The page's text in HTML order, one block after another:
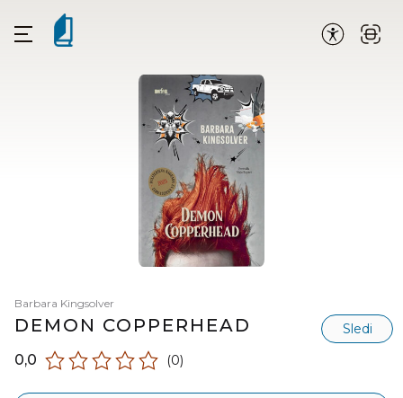
Barbara Kingsolver
DEMON COPPERHEAD Sledi
0,0 (0)